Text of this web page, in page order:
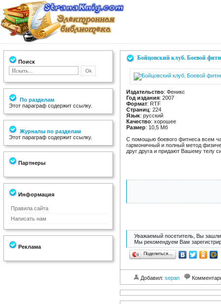
Поиск
По разделам
Этот параграф содержит ссылку.
Журналы по разделам
Этот параграф содержит ссылку.
Партнеры
Информация
Правила сайта
Написать нам
Реклама
Бойцовский клуб. Боевой
Издательство: Феникс
Год издания: 2007
Формат: RTF
Страниц: 224
Язык: русский
Качество: хорошее
Размер: 10,5 Мб
С помощью боевого фитнеса всем
гармоничный и полный метод
друг друга и придают Вашему телу
Уважаемый посетитель, Вы зашли
Мы рекомендуем Вам
Поделиться…
Добавил: sepan